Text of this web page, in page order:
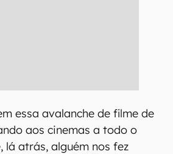
essa avalanche de filme de
aos cinemas a todo o
lá atrás, alguém nos fez